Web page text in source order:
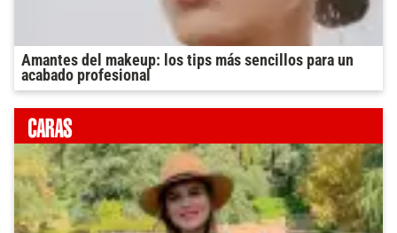
Amantes del makeup: los tips más sencillos para un
acabado profesional